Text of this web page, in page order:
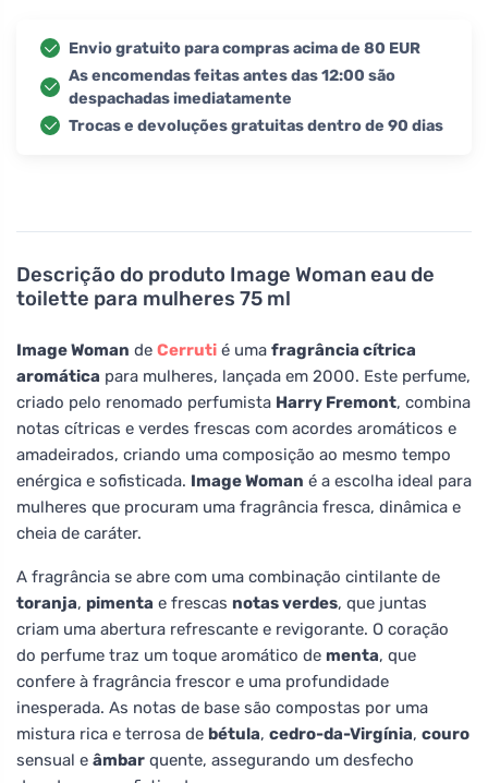
Descrição do produto Image Woman eau de
toilette para mulheres 75 ml
Image Woman de Cerruti é uma fragrância cítrica
aromática para mulheres, lançada em 2000. Este perfume,
criado pelo renomado perfumista Harry Fremont, combina
notas cítricas e verdes frescas com acordes aromáticos e
amadeirados, criando uma composição ao mesmo tempo
enérgica e sofisticada. Image Woman é a escolha ideal para
mulheres que procuram uma fragrância fresca, dinâmica e
cheia de caráter.
A fragrância se abre com uma combinação cintilante de
toranja, pimenta e frescas notas verdes, que juntas
criam uma abertura refrescante e revigorante. O coração
do perfume traz um toque aromático de menta, que
confere à fragrância frescor e uma profundidade
inesperada. As notas de base são compostas por uma
mistura rica e terrosa de bétula, cedro-da-Virgínia, couro
sensual e âmbar quente, assegurando um desfecho
Envio gratuito para compras acima de 80 EUR
As encomendas feitas antes das 12:00 são
despachadas imediatamente
Trocas e devoluções gratuitas dentro de 90 dias